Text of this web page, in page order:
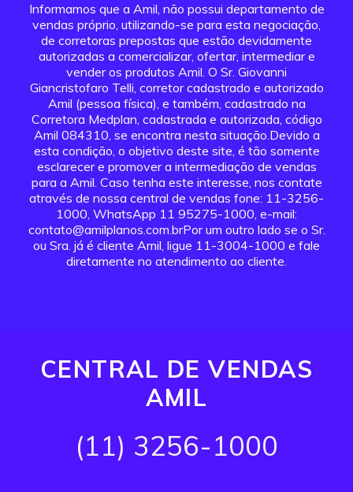
Informamos que a Amil, não possui departamento de
vendas próprio, utilizando-se para esta negociação,
de corretoras prepostas que estão devidamente
autorizadas a comercializar, ofertar, intermediar e
vender os produtos Amil. O Sr. Giovanni
Giancristofaro Telli, corretor cadastrado e autorizado
Amil (pessoa física), e também, cadastrado na
Corretora Medplan, cadastrada e autorizada, código
Amil 084310, se encontra nesta situação.Devido a
esta condição, o objetivo deste site, é tão somente
esclarecer e promover a intermediação de vendas
para a Amil. Caso tenha este interesse, nos contate
através de nossa central de vendas fone: 11-3256-
1000, WhatsApp 11 95275-1000, e-mail:
contato@amilplanos.com.brPor um outro lado se o Sr.
ou Sra. já é cliente Amil, ligue 11-3004-1000 e fale
diretamente no atendimento ao cliente.
CENTRAL DE VENDAS
AMIL
(11) 3256-1000